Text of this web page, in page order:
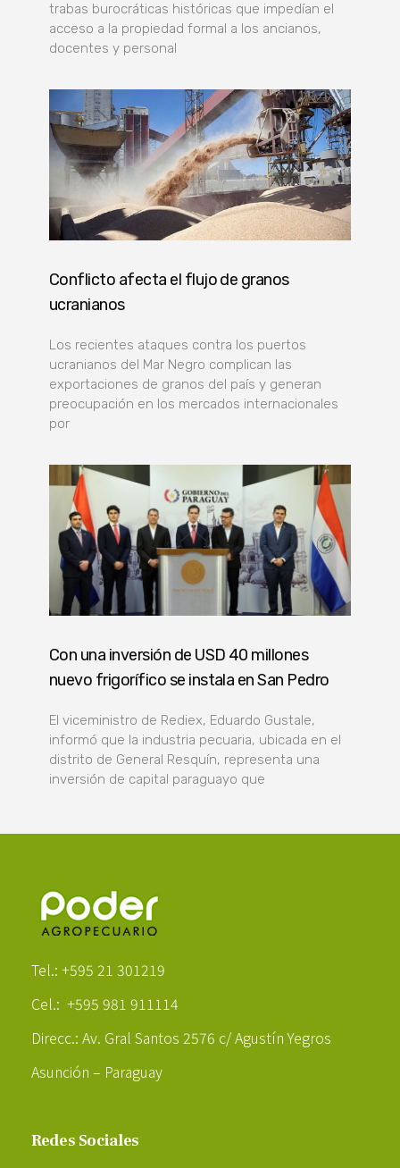
trabas burocráticas históricas que impedían el
acceso a la propiedad formal a los ancianos,
docentes y personal
Conflicto afecta el flujo de granos
ucranianos
Los recientes ataques contra los puertos
ucranianos del Mar Negro complican las
exportaciones de granos del país y generan
preocupación en los mercados internacionales
por
Con una inversión de USD 40 millones
nuevo frigorífico se instala en San Pedro
El viceministro de Rediex, Eduardo Gustale,
informó que la industria pecuaria, ubicada en el
distrito de General Resquín, representa una
inversión de capital paraguayo que
Tel.: +595 21 301219
Cel.: +595 981 911114
Direcc.: Av. Gral Santos 2576 c/ Agustín Yegros
Asunción – Paraguay
Redes Sociales